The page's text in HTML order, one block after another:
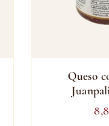
Queso